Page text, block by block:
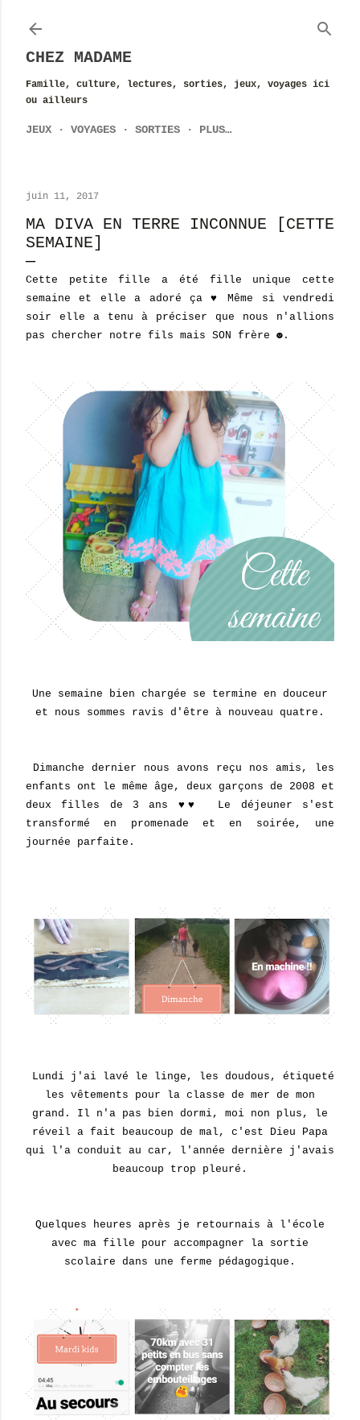
CHEZ MADAME
Famille, culture, lectures, sorties, jeux, voyages ici
ou ailleurs
JEUX VOYAGES SORTIES PLUS…
juin 11, 2017
MA DIVA EN TERRE INCONNUE [CETTE
SEMAINE]
Cette petite fille a été fille unique cette
semaine et elle a adoré ça ♥ Même si vendredi
soir elle a tenu à préciser que nous n'allions
pas chercher notre fils mais SON frère ☻.
Une semaine bien chargée se termine en douceur
et nous sommes ravis d'être à nouveau quatre.
Dimanche dernier nous avons reçu nos amis, les
enfants ont le même âge, deux garçons de 2008 et
deux filles de 3 ans ♥♥ Le déjeuner s'est
transformé en promenade et en soirée, une
journée parfaite.
Lundi j'ai lavé le linge, les doudous, étiqueté
les vêtements pour la classe de mer de mon
grand. Il n'a pas bien dormi, moi non plus, le
réveil a fait beaucoup de mal, c'est Dieu Papa
qui l'a conduit au car, l'année dernière j'avais
beaucoup trop pleuré.
Quelques heures après je retournais à l'école
avec ma fille pour accompagner la sortie
scolaire dans une ferme pédagogique.